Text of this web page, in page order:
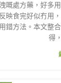
嘅處方藥，好多
映食完好似冇用
錯方法。本文整
得